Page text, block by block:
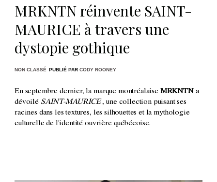
MRKNTN réinvente SAINT-
MAURICE à travers une
dystopie gothique
NON CLASSÉ PUBLIÉ PAR CODY ROONEY
En septembre dernier, la marque montréalaise MRKNTNa
dévoilé SAINT-MAURICE, une collection puisant ses
racines dans les textures, les silhouettes et la mythologie
culturelle de l'identité ouvrière québécoise.